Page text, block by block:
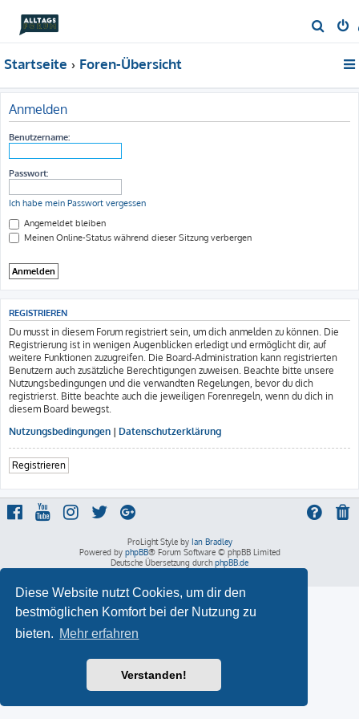
Diese Website nutzt Cookies, um dir den
bestmöglichen Komfort bei der Nutzung zu
bieten. Mehr erfahren
Verstanden!
u
Startseite Foren-Übersicht
Anmelden
Benutzername:
Passwort:
Ich habe mein Passwort vergessen
Angemeldet bleiben
Meinen Online-Status während dieser Sitzung verbergen
REGISTRIEREN
Du musst in diesem Forum registriert sein, um dich anmelden zu können. Die
Registrierung ist in wenigen Augenblicken erledigt und ermöglicht dir, auf
weitere Funktionen zuzugreifen. Die Board-Administration kann registrierten
Benutzern auch zusätzliche Berechtigungen zuweisen. Beachte bitte unsere
Nutzungsbedingungen und die verwandten Regelungen, bevor du dich
registrierst. Bitte beachte auch die jeweiligen Forenregeln, wenn du dich in
diesem Board bewegst.
Nutzungsbedingungen | Datenschutzerklärung
Registrieren
ProLight Style by Ian Bradley
Powered by phpBB® Forum Software © phpBB Limited
Deutsche Übersetzung durch phpBB.de